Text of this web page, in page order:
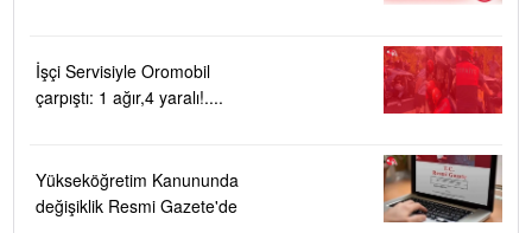
İşçi Servisiyle Oromobil
çarpıştı: 1 ağır,4 yaralı!....
Yükseköğretim Kanununda
değişiklik Resmi Gazete'de